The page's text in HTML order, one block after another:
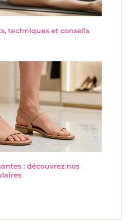
techniques et conseils
: découvrez nos